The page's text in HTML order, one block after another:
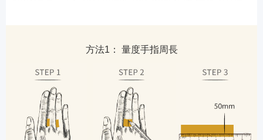
方法1： 量度手指周長